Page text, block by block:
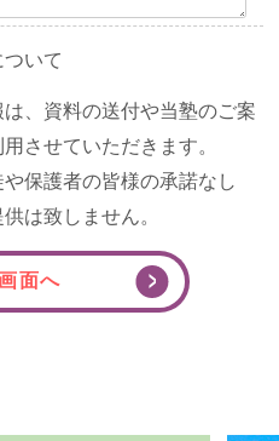
いて
、資料の送付や当塾のご案
させていただきます。
保護者の皆様の承諾なし
は致しません。